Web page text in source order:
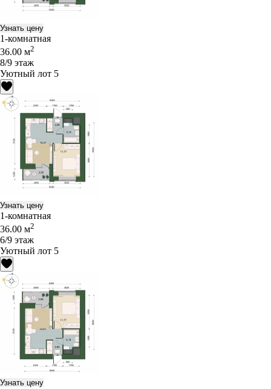
Узнать цену
1-комнатная
36.00 м2
8/9 этаж
Уютный лот 5
Узнать цену
1-комнатная
36.00 м2
6/9 этаж
Уютный лот 5
Узнать цену